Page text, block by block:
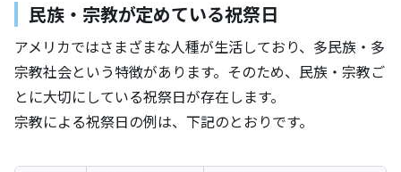
民族・宗教が定めている祝祭日
アメリカではさまざまな人種が生活しており、多民族・多
宗教社会という特徴があります。そのため、民族・宗教ご
とに大切にしている祝祭日が存在します。
宗教による祝祭日の例は、下記のとおりです。